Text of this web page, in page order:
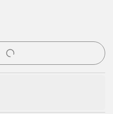
eller tilmelde dig som medlem